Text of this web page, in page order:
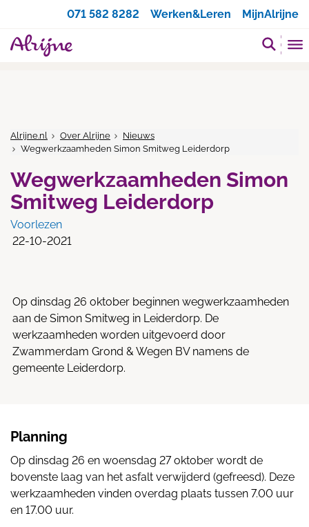
071 582 8282
Werken&Leren MijnAlrijne
Alrijne.nl Over Alrijne
Nieuws
Wegwerkzaamheden Simon Smitweg Leiderdorp
Wegwerkzaamheden Simon
Smitweg Leiderdorp
Voorlezen
22-10-2021
Op dinsdag 26 oktober beginnen wegwerkzaamheden
aan de Simon Smitweg in Leiderdorp. De
werkzaamheden worden uitgevoerd door
Zwammerdam Grond & Wegen BV namens de
gemeente Leiderdorp.
Planning
Op dinsdag 26 en woensdag 27 oktober wordt de
bovenste laag van het asfalt verwijderd (gefreesd). Deze
werkzaamheden vinden overdag plaats tussen 7.00 uur
en 17.00 uur.